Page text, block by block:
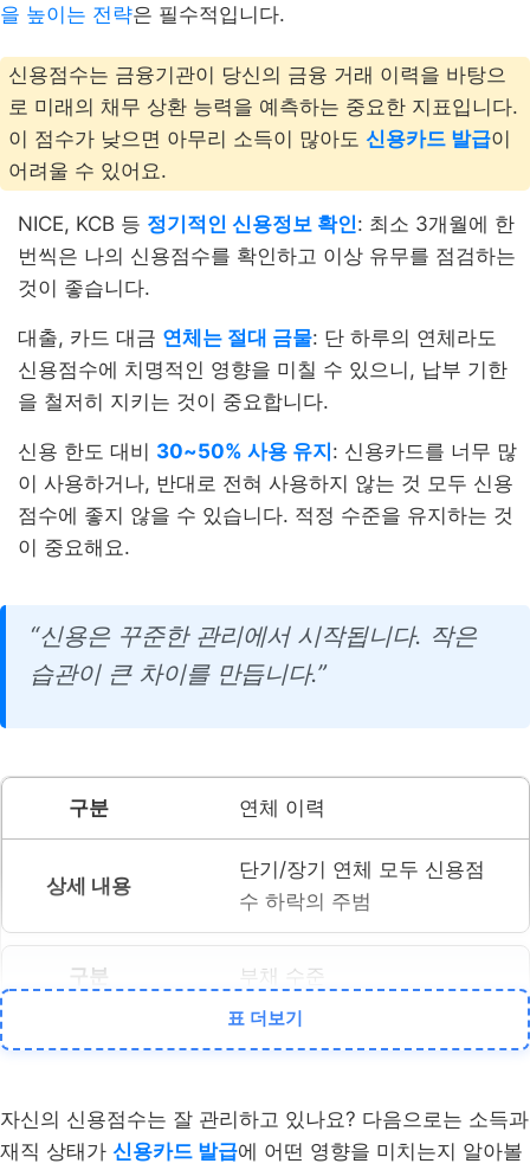
을 높이는 전략은 필수적입니다.
신용점수는 금융기관이 당신의 금융 거래 이력을 바탕으
로 미래의 채무 상환 능력을 예측하는 중요한 지표입니다.
이 점수가 낮으면 아무리 소득이 많아도 신용카드 발급이
어려울 수 있어요.
NICE, KCB 등 정기적인 신용정보 확인: 최소 3개월에 한
번씩은 나의 신용점수를 확인하고 이상 유무를 점검하는
것이 좋습니다.
대출, 카드 대금 연체는 절대 금물: 단 하루의 연체라도
신용점수에 치명적인 영향을 미칠 수 있으니, 납부 기한
을 철저히 지키는 것이 중요합니다.
신용 한도 대비 30~50% 사용 유지: 신용카드를 너무 많
이 사용하거나, 반대로 전혀 사용하지 않는 것 모두 신용
점수에 좋지 않을 수 있습니다. 적정 수준을 유지하는 것
이 중요해요.
“신용은 꾸준한 관리에서 시작됩니다. 작은
습관이 큰 차이를 만듭니다.”
연체 이력
단기/장기 연체 모두 신용점
수 하락의 주범
부채 수준
신용거래 기간
표 더보기
자신의 신용점수는 잘 관리하고 있나요? 다음으로는 소득과
재직 상태가 신용카드 발급에 어떤 영향을 미치는지 알아볼